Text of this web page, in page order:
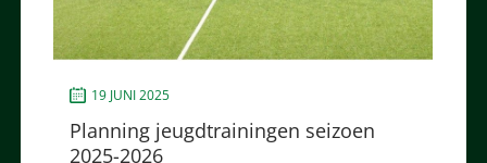
19 JUNI 2025
Planning jeugdtrainingen seizoen
2025-2026